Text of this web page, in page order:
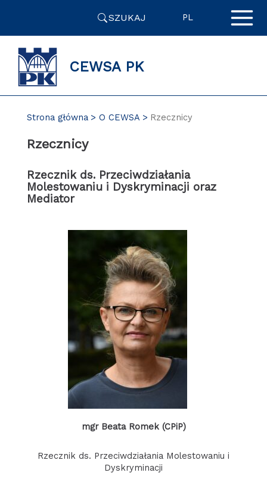
SZUKAJ PL
CEWSA PK
Strona główna O CEWSA Rzecznicy
Rzecznicy
Rzecznik ds. Przeciwdziałania
Molestowaniu i Dyskryminacji oraz
Mediator
mgr Beata Romek (CPiP)
Rzecznik ds. Przeciwdziałania Molestowaniu i
Dyskryminacji